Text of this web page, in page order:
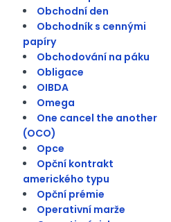
Obchodní den
Obchodník s cennými
papíry
Obchodování na páku
Obligace
OIBDA
Omega
One cancel the another
(OCO)
Opce
Opční kontrakt
amerického typu
Opční prémie
Operativní marže